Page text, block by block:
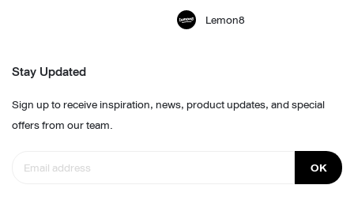
Lemon8
Stay Updated
Sign up to receive inspiration, news, product updates, and special
offers from our team.
OK